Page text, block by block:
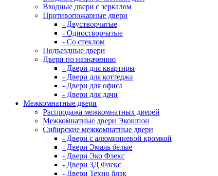
Входные двери с зеркалом
Противопожарные двери
- Двустворчатые
- Одностворчатые
- Со стеклом
Подъездные двери
Двери по назначению
- Двери для квартиры
- Двери для коттеджа
- Двери для офиса
- Двери для дачи
Межкомнатные двери
Распродажа межкомнатных дверей
Межкомнатные двери Экошпон
Сибирские межкомнатные двери
- Двери с алюминиевой кромкой
- Двери Эмаль белые
- Двери Эко Флекс
- Двери 3Д Флекс
- Двери Техно блэк